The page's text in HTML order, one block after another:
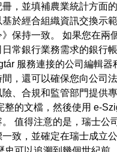
，並填補農業統計方面
於經合組織資訊交換示
保持一致。 如果您在兩
常銀行業務需求的銀行
服務連接的公司編輯
，還可以確保您向公司
、合規和監管部門提供
的文檔，然後使用 e-
值得注意的是，瑞士
致，並確定在瑞士成立